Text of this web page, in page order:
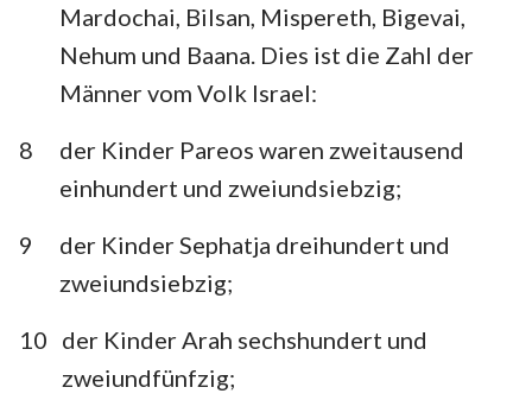
Mardochai, Bilsan, Mispereth, Bigevai,
Nehum und Baana. Dies ist die Zahl der
Männer vom Volk Israel:
8
der Kinder Pareos waren zweitausend
einhundert und zweiundsiebzig;
9
der Kinder Sephatja dreihundert und
zweiundsiebzig;
10 der Kinder Arah sechshundert und
zweiundfünfzig;